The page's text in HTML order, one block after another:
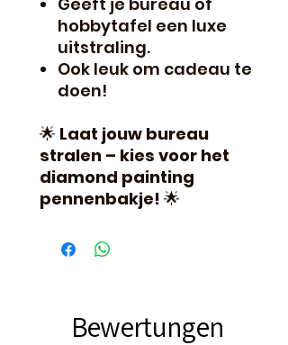
hobbytafel een luxe
uitstraling.
Ook leuk om cadeau te
doen!
🌟 Laat jouw bureau
stralen – kies voor het
diamond painting
pennenbakje! 🌟
Bewertungen